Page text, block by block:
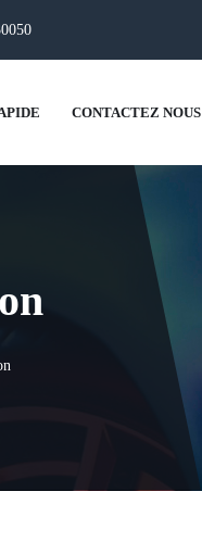
CONTACTEZ NOUS